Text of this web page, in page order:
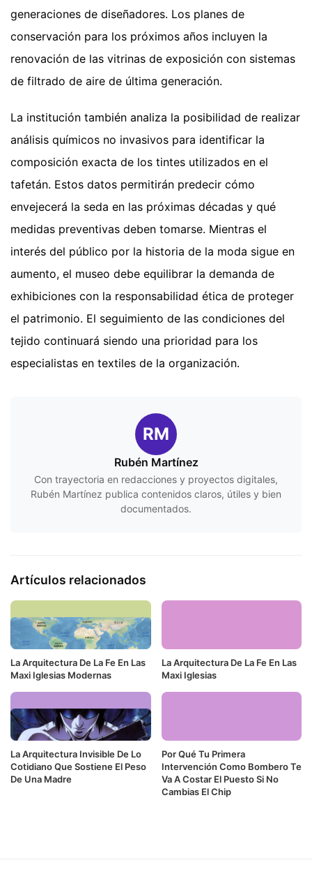
generaciones de diseñadores. Los planes de
conservación para los próximos años incluyen la
renovación de las vitrinas de exposición con sistemas
de filtrado de aire de última generación.
La institución también analiza la posibilidad de realizar
análisis químicos no invasivos para identificar la
composición exacta de los tintes utilizados en el
tafetán. Estos datos permitirán predecir cómo
envejecerá la seda en las próximas décadas y qué
medidas preventivas deben tomarse. Mientras el
interés del público por la historia de la moda sigue en
aumento, el museo debe equilibrar la demanda de
exhibiciones con la responsabilidad ética de proteger
el patrimonio. El seguimiento de las condiciones del
tejido continuará siendo una prioridad para los
especialistas en textiles de la organización.
RM
Rubén Martínez
Con trayectoria en redacciones y proyectos digitales,
Rubén Martínez publica contenidos claros, útiles y bien
documentados.
Artículos relacionados
La Arquitectura De La Fe En Las
Maxi Iglesias Modernas
La Arquitectura De La Fe En Las
Maxi Iglesias
La Arquitectura Invisible De Lo
Cotidiano Que Sostiene El Peso
De Una Madre
Por Qué Tu Primera
Intervención Como Bombero Te
Va A Costar El Puesto Si No
Cambias El Chip